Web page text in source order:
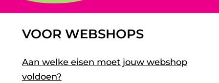
VOOR WEBSHOPS
Aan welke eisen moet jouw webshop
voldoen?